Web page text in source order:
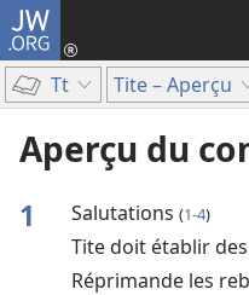
JW.ORG
Tt Tite – Aperçu
Aperçu du
1 Salutations (1-4)
Tite doit établir
Réprimande les